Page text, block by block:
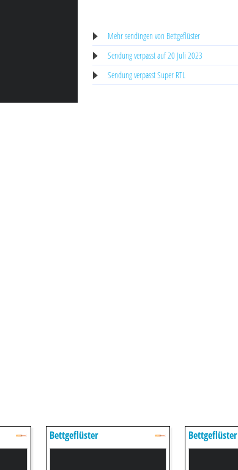
Mehr sendingen von Bettgeflüster
Sendung verpasst auf 20 Juli 2023
Sendung verpasst Super RTL
Bettgeflüster Bettgeflüster